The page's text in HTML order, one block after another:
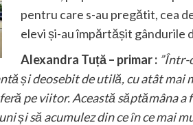
pentru care s-au pregătit, cea
elevi și-au împărtășit gândurile
Alexandra Tuță – primar : ”Într-
și deosebit de utilă, cu atât mai
pe viitor. Această săptămâna
și să acumulez din ce în ce mai